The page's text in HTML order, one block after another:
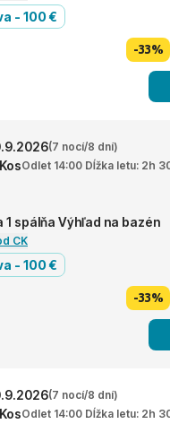
- 100 €
-33%
(7 nocí/8 dní)
Odlet 14:00 Dĺžka letu: 2h
1 spálňa Výhľad na bazén
CK
- 100 €
-33%
(7 nocí/8 dní)
Odlet 14:00 Dĺžka letu: 2h